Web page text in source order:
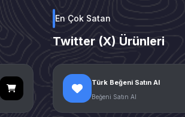
En Çok Satan
Twitter (X) Ürünleri
Türk Beğeni Satın Al
Beğeni Satın Al